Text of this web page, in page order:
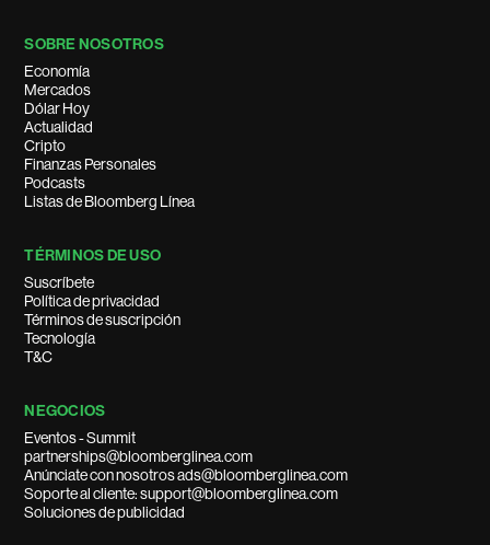
SOBRE NOSOTROS
Economía
Mercados
Dólar Hoy
Actualidad
Cripto
Finanzas Personales
Podcasts
Listas de Bloomberg Línea
TÉRMINOS DE USO
Suscríbete
Política de privacidad
Términos de suscripción
Tecnología
T&C
NEGOCIOS
Eventos - Summit
partnerships@bloomberglinea.com
Anúnciate con nosotros ads@bloomberglinea.com
Soporte al cliente: support@bloomberglinea.com
Soluciones de publicidad